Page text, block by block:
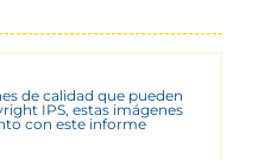
de calidad que pueden
IPS, estas imágenes
con este informe